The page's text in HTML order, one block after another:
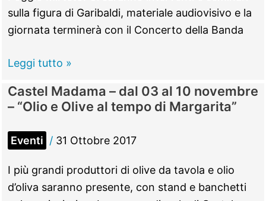
sulla figura di Garibaldi, materiale audiovisivo e la
giornata terminerà con il Concerto della Banda
Poggio
–
novembre
–
“Garibaldi
in
Leggi tutto »
Castel Madama – dal 03 al 10 novembre
– “Olio e Olive al tempo di Margarita”
Eventi / 31 Ottobre 2017
I più grandi produttori di olive da tavola e olio
d’oliva saranno presente, con stand e banchetti